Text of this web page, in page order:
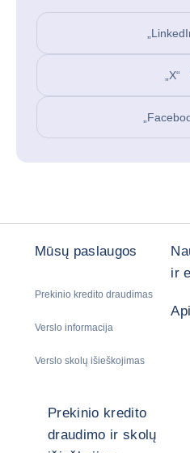
„X“
Mūsų paslaugos
Prekinio kredito draudimas
Verslo informacija
Verslo skolų išieškojimas
ir
Prekinio kredito
draudimo ir skolų